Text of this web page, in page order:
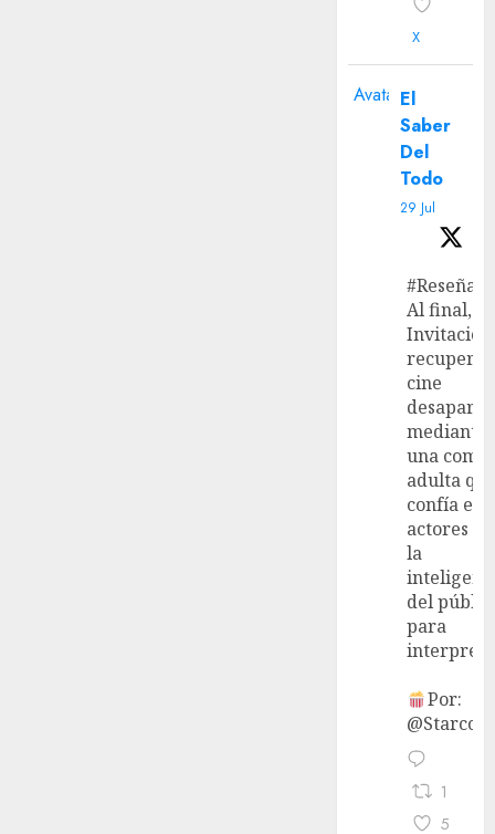
X
Avatar El
Saber
Del
Todo
29 Jul
#Reseña
Al final,
recupera
cine
mediante
una
adulta
confía en
actores y
la
del
para
Por:
1
5